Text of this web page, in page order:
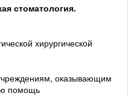
стоматология.
хирургической
оказывающим
помощь